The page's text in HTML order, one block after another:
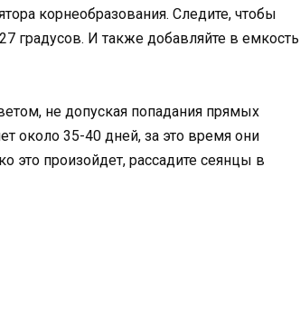
корнеобразования. Следите, чтобы
градусов. И также добавляйте в емкость
не допуская попадания прямых
около 35-40 дней, за это время они
это произойдет, рассадите сеянцы в